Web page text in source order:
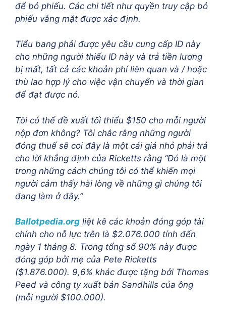
để bỏ phiếu. Các chi tiết như quyền truy cập bỏ
phiếu vắng mặt được xác định.
Tiểu bang phải được yêu cầu cung cấp ID này
cho những người thiếu ID này và trả tiền lương
bị mất, tất cả các khoản phí liên quan và / hoặc
thù lao hợp lý cho việc vận chuyển và thời gian
để đạt được nó.
Tôi có thể đề xuất tối thiểu $150 cho mỗi người
nộp đơn không? Tôi chắc rằng những người
đóng thuế sẽ coi đây là một cái giá nhỏ phải trả
cho lời khẳng định của Ricketts rằng “Đó là một
trong những cách chúng tôi có thể khiến mọi
người cảm thấy hài lòng về những gì chúng tôi
đang làm ở đây.”
Ballotpedia.org liệt kê các khoản đóng góp tài
chính cho nỗ lực trên là $2.076.000 tính đến
ngày 1 tháng 8. Trong tổng số 90% này được
đóng góp bởi mẹ của Pete Ricketts
($1.876.000). 9,6% khác được tặng bởi Thomas
Peed và công ty xuất bản Sandhills của ông
(mỗi người $100.000).